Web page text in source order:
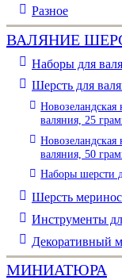
Разное
ВАЛЯНИЕ
Наборы для
Шерсть для
Новозеландская
валяния, 25
Новозеландская
валяния, 50
Наборы шерсти
Шерсть
Инструменты
Декоративный
МИНИАТЮРА